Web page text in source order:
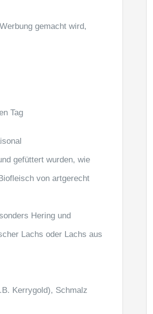
gemacht wird,
Tag
gefüttert wurden, wie
von artgerecht
Hering und
Lachs oder Lachs aus
Kerrygold), Schmalz